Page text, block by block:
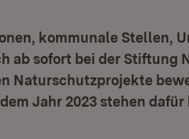
kommunale Stellen,
ab sofort bei der Stiftung
Naturschutzprojekte
Jahr 2023 stehen dafür